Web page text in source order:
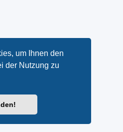
um Ihnen den
der Nutzung zu